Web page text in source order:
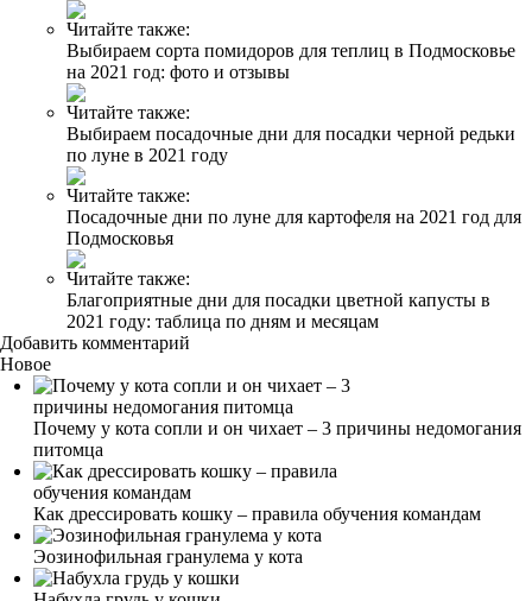
Читайте также:
Выбираем сорта помидоров для теплиц в Подмосковье
на 2021 год: фото и отзывы
Читайте также:
Выбираем посадочные дни для посадки черной редьки
по луне в 2021 году
Читайте также:
Посадочные дни по луне для картофеля на 2021 год для
Подмосковья
Читайте также:
Благоприятные дни для посадки цветной капусты в
2021 году: таблица по дням и месяцам
Добавить комментарий
Новое
Почему у кота сопли и он чихает – 3 причины недомогания
питомца
Как дрессировать кошку – правила обучения командам
Эозинофильная гранулема у кота